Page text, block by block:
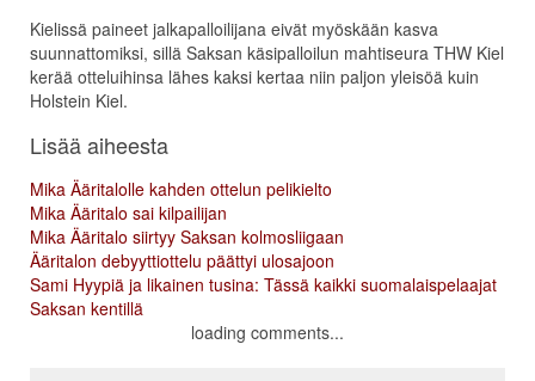
Kielissä paineet jalkapalloilijana eivät myöskään kasva
suunnattomiksi, sillä Saksan käsipalloilun mahtiseura THW Kiel
kerää otteluihinsa lähes kaksi kertaa niin paljon yleisöä kuin
Holstein Kiel.
Lisää aiheesta
Mika Ääritalolle kahden ottelun pelikielto
Mika Ääritalo sai kilpailijan
Mika Ääritalo siirtyy Saksan kolmosliigaan
Ääritalon debyyttiottelu päättyi ulosajoon
Sami Hyypiä ja likainen tusina: Tässä kaikki suomalaispelaajat
Saksan kentillä
loading comments...